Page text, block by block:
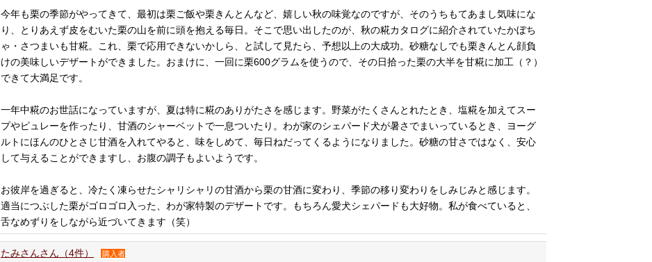
今年も栗の季節がやってきて、最初は栗ご飯や栗きんとんなど、嬉しい秋の味覚なのですが、そのうちもてあまし気味にな
り、とりあえず皮をむいた栗の山を前に頭を抱える毎日。そこで思い出したのが、秋の糀カタログに紹介されていたかぼち
ゃ・さつまいも甘糀。これ、栗で応用できないかしら、と試して見たら、予想以上の大成功。砂糖なしでも栗きんとん顔負
けの美味しいデザートができました。おまけに、一回に栗600グラムを使うので、その日拾った栗の大半を甘糀に加工（？）
できて大満足です。
一年中糀のお世話になっていますが、夏は特に糀のありがたさを感じます。野菜がたくさんとれたとき、塩糀を加えてスー
プやピュレーを作ったり、甘酒のシャーベットで一息ついたり。わが家のシェパード犬が暑さでまいっているとき、ヨーグ
ルトにほんのひとさじ甘酒を入れてやると、味をしめて、毎日ねだってくるようになりました。砂糖の甘さではなく、安心
して与えることができますし、お腹の調子もよいようです。
お彼岸を過ぎると、冷たく凍らせたシャリシャリの甘酒から栗の甘酒に変わり、季節の移り変わりをしみじみと感じます。
適当につぶした栗がゴロゴロ入った、わが家特製のデザートです。もちろん愛犬シェパードも大好物。私が食べていると、
舌なめずりをしながら近づいてきます（笑）
たみさんさん（4件） 購入者